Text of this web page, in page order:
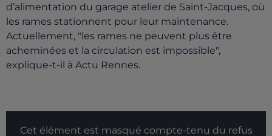
d’alimentation du garage atelier de Saint-Jacques, où
les rames stationnent pour leur maintenance.
Actuellement, "les rames ne peuvent plus être
acheminées et la circulation est impossible",
explique-t-il à Actu Rennes.
Cet élément est masqué compte-tenu du refus